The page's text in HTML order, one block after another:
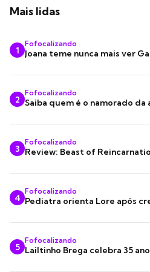
Mais lidas
1
Fofocalizando
Joana teme nunca mais ver
2
Fofocalizando
Saiba quem é o namorado
3
Fofocalizando
Review: Beast of
4
Fofocalizando
Pediatra orienta Lore após
5
Fofocalizando
Lailtinho Brega celebra 35